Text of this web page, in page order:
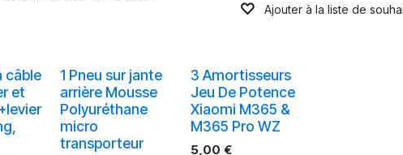
Ajouter à la liste de
câble
et
1 Pneu sur jante
arrière Mousse
Polyuréthane
micro
transporteur
3 Amortisseurs
Jeu De Potence
Xiaomi M365 &
M365 Pro WZ
5,00 €